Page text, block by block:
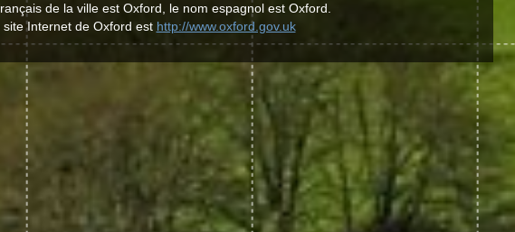
de la ville est Oxford, le nom espagnol est Oxford.
site Internet de Oxford est http://www.oxford.gov.uk